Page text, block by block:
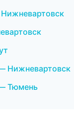
Нижневартовск
Тюмень